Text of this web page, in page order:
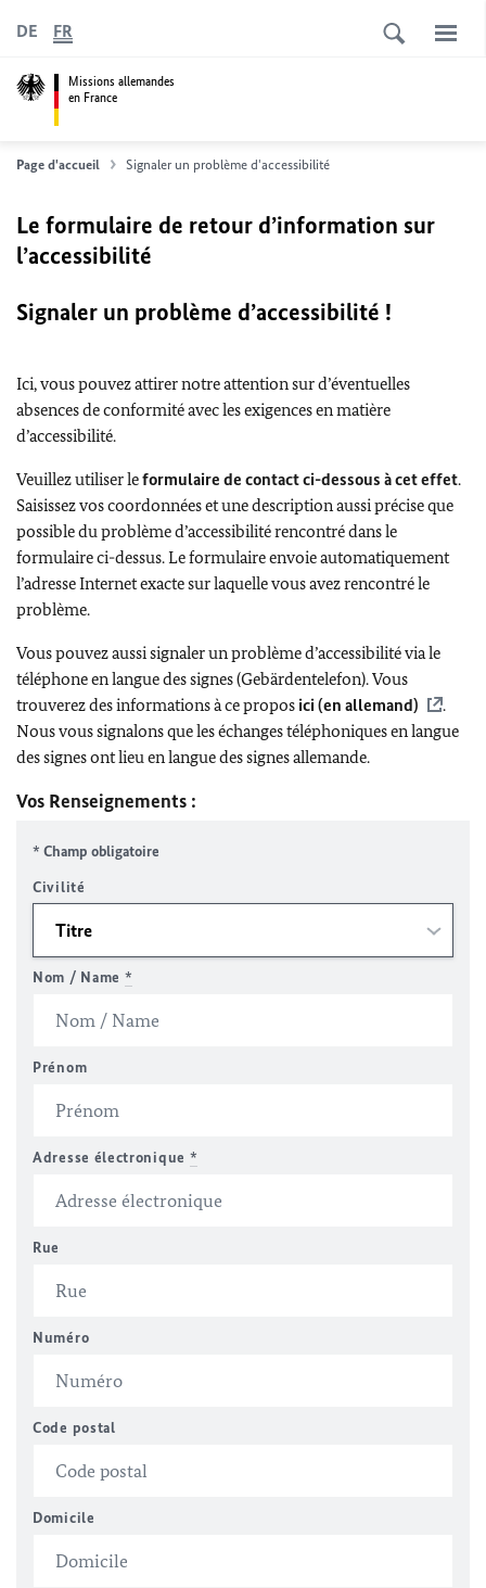
Missions allemandes
en France
DE FR
Page d'accueil Signaler un problème d'accessibilité
Le formulaire de retour d’information sur
l’accessibilité
Signaler un problème d’accessibilité !
Ici, vous pouvez attirer notre attention sur d’éventuelles
absences de conformité avec les exigences en matière
d’accessibilité.
Veuillez utiliser leformulaire de contact ci-dessous à cet effet.
Saisissez vos coordonnées et une description aussi précise que
possible du problème d’accessibilité rencontré dans le
formulaire ci-dessus. Le formulaire envoie automatiquement
l’adresse Internet exacte sur laquelle vous avez rencontré le
problème.
Vous pouvez aussi signaler un problème d’accessibilité via le
téléphone en langue des signes (Gebärdentelefon). Vous
trouverez des informations à ce propos ici (en allemand)
.
Nous vous signalons que les échanges téléphoniques en langue
des signes ont lieu en langue des signes allemande.
Vos Renseignements :
* Champ obligatoire
Civilité
Nom / Name *
Prénom
Adresse électronique *
Rue
Numéro
Code postal
Domicile